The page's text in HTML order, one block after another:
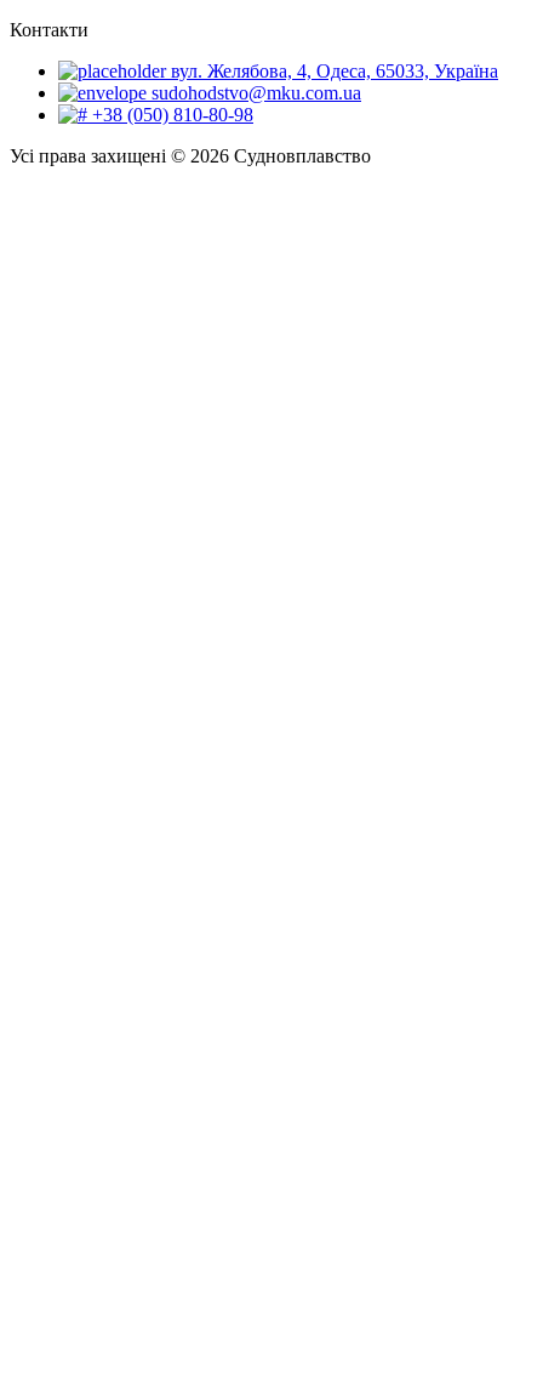
Контакти
вул. Желябова, 4, Одеса, 65033, Україна
sudohodstvo@mku.com.ua
+38 (050) 810-80-98
Усі права захищені © 2026 Судновплавство